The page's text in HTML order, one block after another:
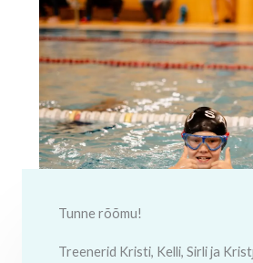
Tunne rõõmu!
Treenerid Kristi, Kelli, Sirli ja